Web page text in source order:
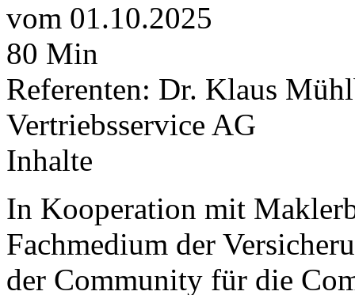
vom 01.10.2025
80 Min
Referenten: Dr. Klaus
Vertriebsservice AG
Inhalte
In Kooperation mit
Fachmedium der
der Community für die